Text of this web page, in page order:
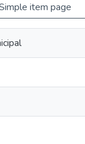
item page